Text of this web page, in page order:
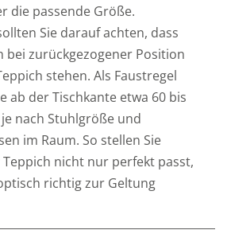
die passende Größe.
Sie darauf achten, dass
bei zurückgezogener Position
stehen. Als Faustregel
ab der Tischkante etwa 60 bis
nach Stuhlgröße und
im Raum. So stellen Sie
Teppich nicht nur perfekt passt,
richtig zur Geltung